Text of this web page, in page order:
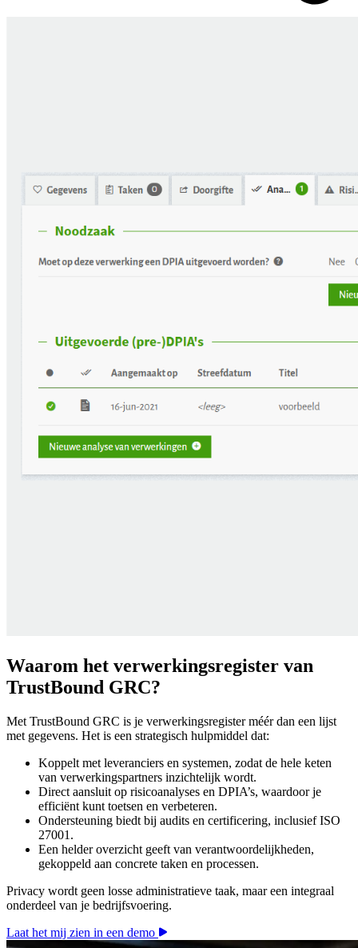
Waarom het verwerkingsregister van
TrustBound GRC?
Met TrustBound GRC is je verwerkingsregister méér dan een lijst
met gegevens. Het is een strategisch hulpmiddel dat:
Koppelt met leveranciers en systemen, zodat de hele keten
van verwerkingspartners inzichtelijk wordt.
Direct aansluit op risicoanalyses en DPIA’s, waardoor je
efficiënt kunt toetsen en verbeteren.
Ondersteuning biedt bij audits en certificering, inclusief ISO
27001.
Een helder overzicht geeft van verantwoordelijkheden,
gekoppeld aan concrete taken en processen.
Privacy wordt geen losse administratieve taak, maar een integraal
onderdeel van je bedrijfsvoering.
Laat het mij zien in een demo